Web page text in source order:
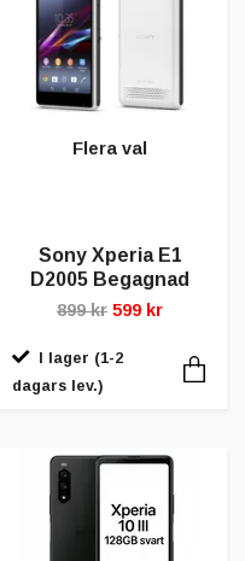
Flera val
Sony Xperia E1
D2005 Begagnad
899 kr 599 kr
I lager (1-2
dagars lev.)